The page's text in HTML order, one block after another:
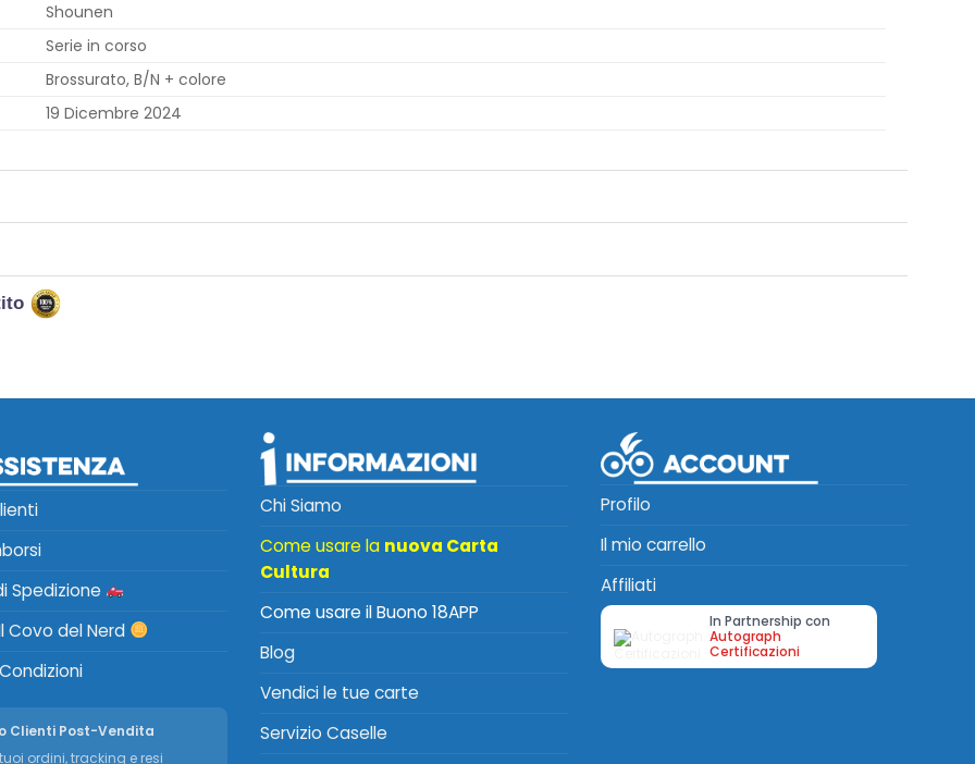
Shounen
Serie in corso
Brossurato, B/N + colore
19 Dicembre 2024
Spedizione
Covo del Nerd
Clienti Post-Vendita
ordini, tracking e resi
Chi Siamo
Come usare la nuova Carta
Cultura
Come usare il Buono 18APP
Blog
Vendici le tue carte
Servizio Caselle
Profilo
Il mio carrello
Affiliati
In Partnership con
Autograph
Certificazioni